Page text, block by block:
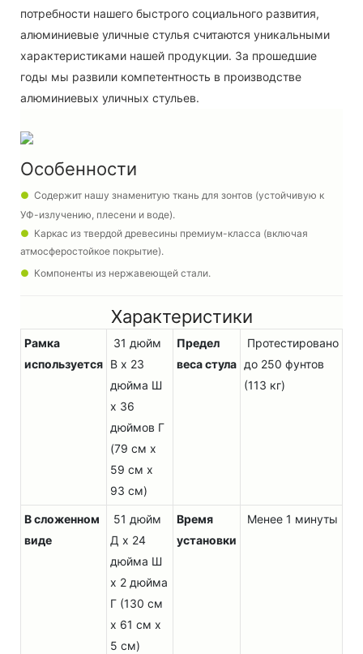
потребности нашего быстрого социального развития,
алюминиевые уличные стулья считаются уникальными
характеристиками нашей продукции. За прошедшие
годы мы развили компетентность в производстве
алюминиевых уличных стульев.
Особенности
● Содержит нашу знаменитую ткань для зонтов (устойчивую к
УФ-излучению, плесени и воде).
● Каркас из твердой древесины премиум-класса (включая
атмосферостойкое покрытие).
● Компоненты из нержавеющей стали.
Характеристики
Рамка
используется
31 дюйм
В x 23
дюйма Ш
x 36
дюймов Г
(79 см x
59 см x
93 см)
Предел
веса стула
Протестировано
до 250 фунтов
(113 кг)
В сложенном
виде
51 дюйм
Д x 24
дюйма Ш
x 2 дюйма
Г (130 см
x 61 см x
5 см)
Время
установки
Менее 1 минуты